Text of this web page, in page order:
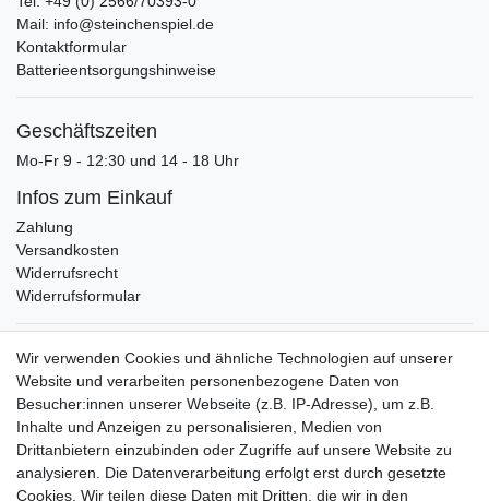
Mail: info@steinchenspiel.de
Kontaktformular
Batterieentsorgungshinweise
Geschäftszeiten
Mo-Fr 9 - 12:30 und 14 - 18 Uhr
Infos zum Einkauf
Zahlung
Versandkosten
Widerrufsrecht
Widerrufsformular
Verpackungslizenz
bei der Landbell AG
Zahlungsarten
Vorabüberweisung
Rechnungskauf
Zahlung bei Abholung
Wir verwenden Cookies und ähnliche Technologien auf unserer
Website und verarbeiten personenbezogene Daten von
Besucher:innen unserer Webseite (z.B. IP-Adresse), um z.B.
Inhalte und Anzeigen zu personalisieren, Medien von
Drittanbietern einzubinden oder Zugriffe auf unsere Website zu
analysieren. Die Datenverarbeitung erfolgt erst durch gesetzte
Cookies. Wir teilen diese Daten mit Dritten, die wir in den